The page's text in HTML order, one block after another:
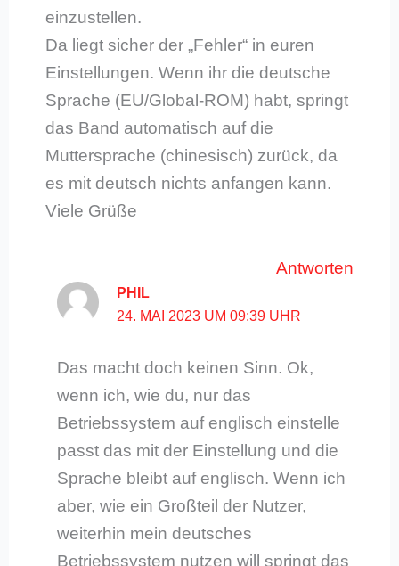
einzustellen.
Da liegt sicher der „Fehler“ in euren
Einstellungen. Wenn ihr die deutsche
Sprache (EU/Global-ROM) habt, springt
das Band automatisch auf die
Muttersprache (chinesisch) zurück, da
es mit deutsch nichts anfangen kann.
Viele Grüße
Antworten
PHIL
24. MAI 2023 UM 09:39 UHR
Das macht doch keinen Sinn. Ok,
wenn ich, wie du, nur das
Betriebssystem auf englisch einstelle
passt das mit der Einstellung und die
Sprache bleibt auf englisch. Wenn ich
aber, wie ein Großteil der Nutzer,
weiterhin mein deutsches
Betriebssystem nutzen will springt das